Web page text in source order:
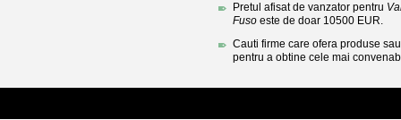
Pretul afisat de vanzator pentru
Fuso este de doar 10500 EUR.
Cauti firme care ofera produse
pentru a obtine cele mai